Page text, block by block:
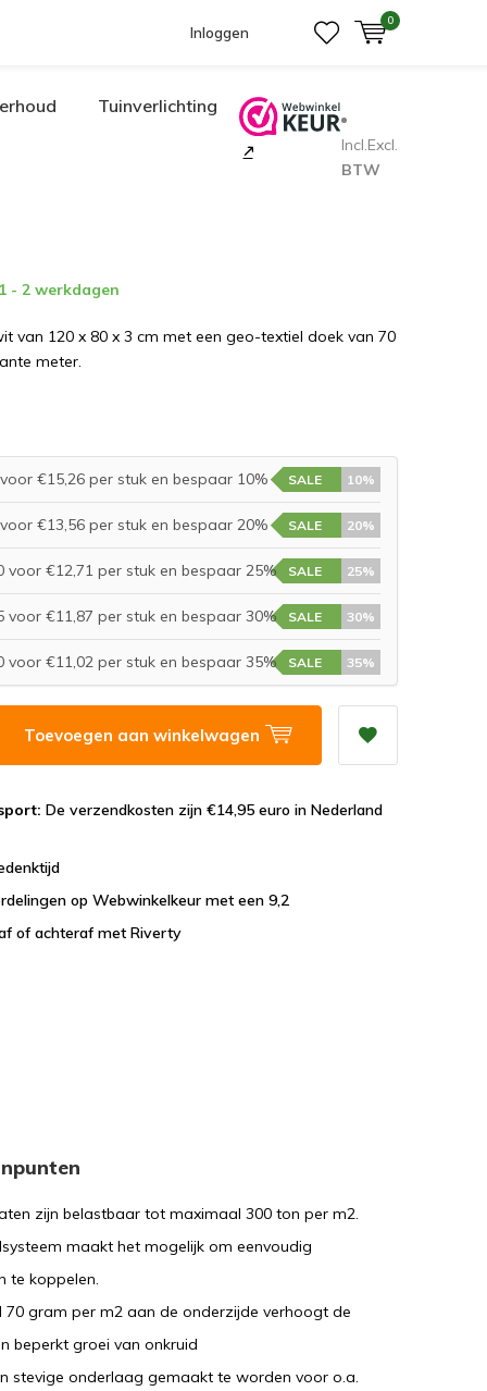
Inloggen
0
Tuinverlichting
Incl.Excl.
BTW
- 2 werkdagen
van 120 x 80 x 3 cm met een geo-textiel doek van 70
meter.
€15,26 per stuk en bespaar 10% SALE 10%
€13,56 per stuk en bespaar 20% SALE 20%
voor €12,71 per stuk en bespaar 25% SALE 25%
voor €11,87 per stuk en bespaar 30% SALE 30%
voor €11,02 per stuk en bespaar 35% SALE 35%
Toevoegen aan winkelwagen
De verzendkosten zijn €14,95 euro in Nederland
op Webwinkelkeur met een 9,2
of achteraf met Riverty
zijn belastbaar tot maximaal 300 ton per m2.
maakt het mogelijk om eenvoudig
te koppelen.
70 gram per m2 aan de onderzijde verhoogt de
beperkt groei van onkruid
stevige onderlaag gemaakt te worden voor o.a.